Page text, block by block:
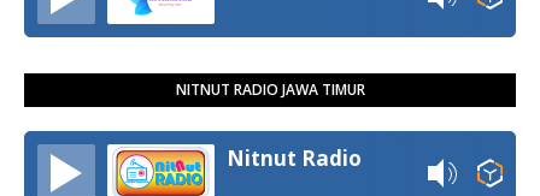
NITNUT RADIO JAWA TIMUR
Nitnut Radio